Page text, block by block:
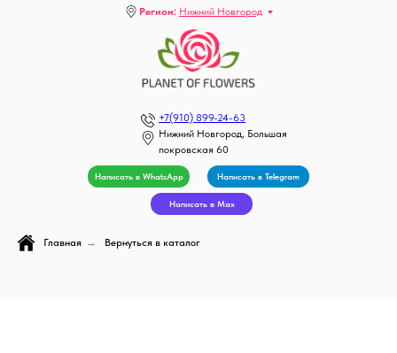
Написать в WhatsApp
Написать в Max
Написать в Telegram
+7(910) 899-24-63
Нижний Новгород, Большая
покровская 60
Регион: Нижний Новгород
Главная → Вернуться в каталог